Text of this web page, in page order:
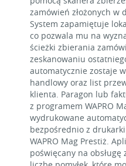
zamówień złożonych w
System zapamiętuje
co pozwala mu na
ścieżki zbierania
zeskanowaniu
automatycznie zostaje
handlowy oraz list
klienta. Paragon lub
z programem WAPRO
wydrukowane
bezpośrednio z
WAPRO Mag Prestiż.
poświęcany na